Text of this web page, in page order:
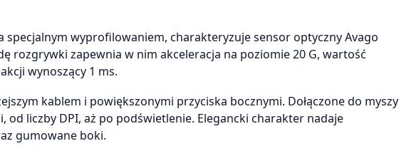
specjalnym wyprofilowaniem, charakteryzuje sensor optyczny Avago
rozgrywki zapewnia w nim akceleracja na poziomie 20 G, wartość
wynoszący 1 ms.
kablem i powiększonymi przyciska bocznymi. Dołączone do myszy
liczby DPI, aż po podświetlenie. Elegancki charakter nadaje
gumowane boki.